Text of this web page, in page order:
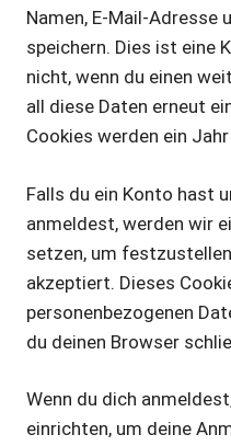
Namen, E-Mail-Adresse
speichern. Dies ist eine
nicht, wenn du einen
all diese Daten erneut
Cookies werden ein
Falls du ein Konto hast
anmeldest, werden wir
setzen, um
akzeptiert. Dieses
personenbezogenen
du deinen Browser
Wenn du dich
einrichten, um deine